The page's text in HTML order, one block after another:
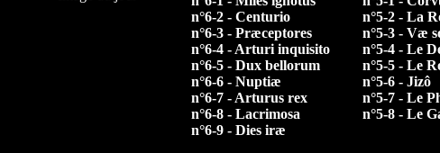
n°6-2 - Centurio
n°6-3 - Præceptores
n°6-4 - Arturi inquisito
n°6-5 - Dux bellorum
n°6-6 - Nuptiæ
n°6-7 - Arturus rex
n°6-8 - Lacrimosa
n°6-9 - Dies iræ
n°5-2 - La
n°5-3 - Væ
n°5-4 - Le
n°5-5 - Le
n°5-6 - Jizô
n°5-7 - Le
n°5-8 - Le